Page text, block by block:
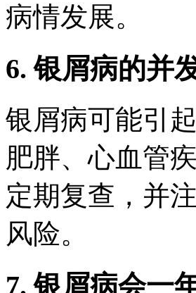
病情发展。
6. 银屑病的并
银屑病可能引
肥胖、心血管
定期复查，并
风险。
7. 银屑病会一